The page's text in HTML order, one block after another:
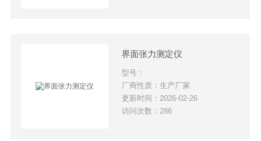
界面张力测定仪
型号：
厂商性质：生产厂家
更新时间：2026-02-26
访问次数：286